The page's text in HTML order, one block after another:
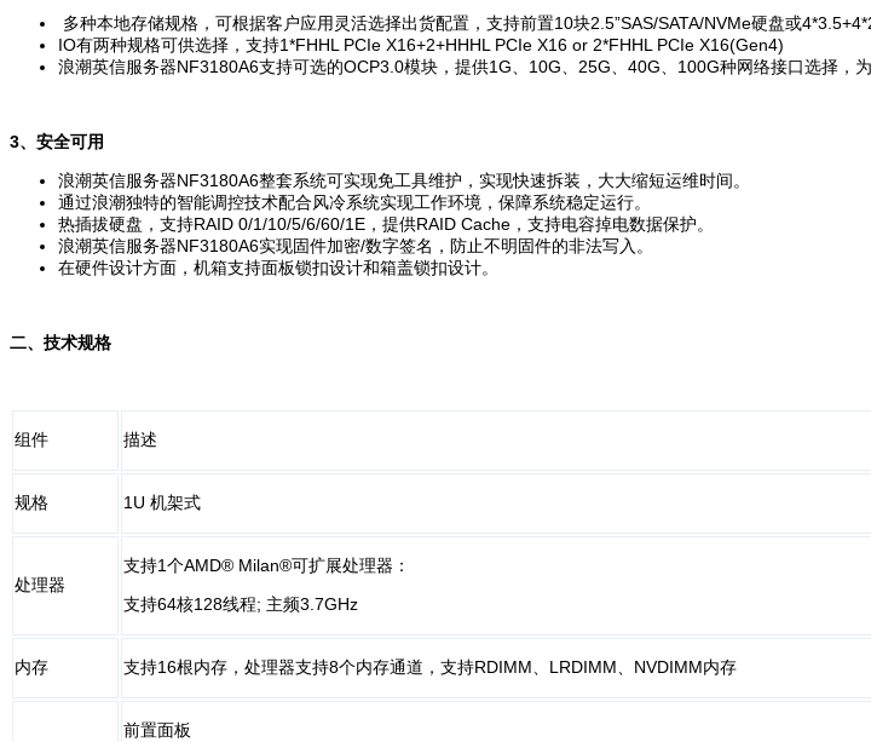
多种本地存储规格，可根据客户应用灵活选择出货配置，支持前置10块2.5”SAS/SATA/NVMe硬盘或
IO有两种规格可供选择，支持1*FHHL PCIe X16+2+HHHL PCIe X16 or 2*FHHL PCIe X16(Gen4)
浪潮英信服务器NF3180A6支持可选的OCP3.0模块，提供1G、10G、25G、40G、100G种网络接口选择，
3、安全可用
浪潮英信服务器NF3180A6整套系统可实现免工具维护，实现快速拆装，大大缩短运维时间。
通过浪潮独特的智能调控技术配合风冷系统实现工作环境，保障系统稳定运行。
热插拔硬盘，支持RAID 0/1/10/5/6/60/1E，提供RAID Cache，支持电容掉电数据保护。
浪潮英信服务器NF3180A6实现固件加密/数字签名，防止不明固件的非法写入。
在硬件设计方面，机箱支持面板锁扣设计和箱盖锁扣设计。
二、 技术规格
组件 描述
规格 1U 机架式
处理器
支持1个AMD® Milan®可扩展处理器：
支持64核128线程; 主频3.7GHz
内存 支持16根内存，处理器支持8个内存通道，支持RDIMM、LRDIMM、NVDIMM内存
前置面板